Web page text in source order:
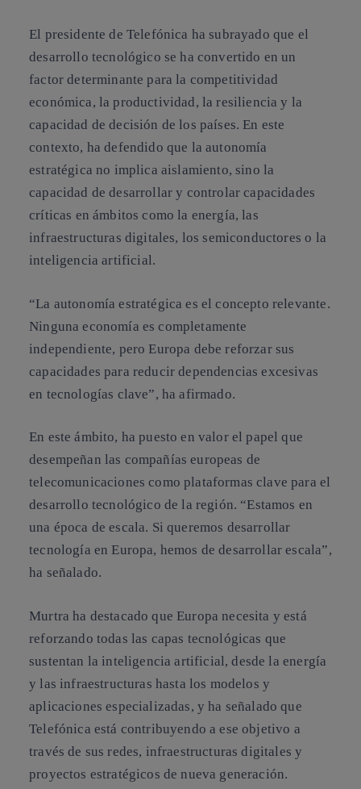
El presidente de Telefónica ha subrayado que el
desarrollo tecnológico se ha convertido en un
factor determinante para la competitividad
económica, la productividad, la resiliencia y la
capacidad de decisión de los países. En este
contexto, ha defendido que la autonomía
estratégica no implica aislamiento, sino la
capacidad de desarrollar y controlar capacidades
críticas en ámbitos como la energía, las
infraestructuras digitales, los semiconductores o la
inteligencia artificial.
“La autonomía estratégica es el concepto relevante.
Ninguna economía es completamente
independiente, pero Europa debe reforzar sus
capacidades para reducir dependencias excesivas
en tecnologías clave”, ha afirmado.
En este ámbito, ha puesto en valor el papel que
desempeñan las compañías europeas de
telecomunicaciones como plataformas clave para el
desarrollo tecnológico de la región. “Estamos en
una época de escala. Si queremos desarrollar
tecnología en Europa, hemos de desarrollar escala”,
ha señalado.
Murtra ha destacado que Europa necesita y está
reforzando todas las capas tecnológicas que
sustentan la inteligencia artificial, desde la energía
y las infraestructuras hasta los modelos y
aplicaciones especializadas, y ha señalado que
Telefónica está contribuyendo a ese objetivo a
través de sus redes, infraestructuras digitales y
proyectos estratégicos de nueva generación.